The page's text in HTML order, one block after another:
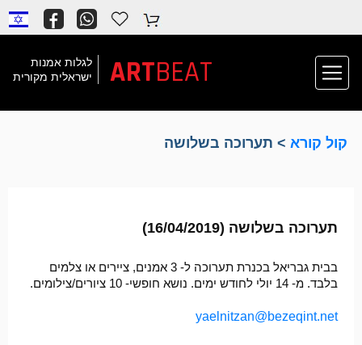
לגלות אמנות
ישראלית מקורית
ARTBEAT
קול קורא> תערוכה בשלושה
תערוכה בשלושה (16/04/2019)
בבית גבריאל בכנרת תערוכה ל- 3 אמנים, ציירים או צלמים
בלבד. מ- 14 יולי לחודש ימים. נושא חופשי- 10 ציורים/צילומים.
yaelnitzan@bezeqint.net